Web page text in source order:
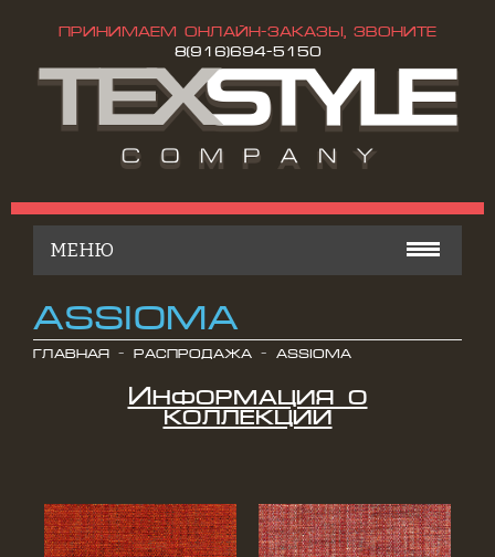
ПРИНИМАЕМ ОНЛАЙН-ЗАКАЗЫ, ЗВОНИТЕ
8(916)694-5150
МЕНЮ
ОСТАТКИ ТКАНЕЙ
КОНТАКТЫ
СВЯЗАТЬСЯ С НАМИ
ASSIOMA
ГЛАВНАЯ РАСПРОДАЖА ASSIOMA
Информация о
коллекции